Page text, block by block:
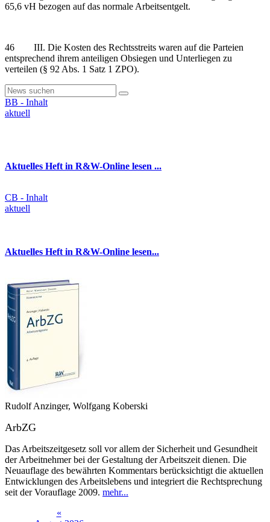
65,6 vH bezogen auf das normale Arbeitsentgelt.
46 III. Die Kosten des Rechtsstreits waren auf die Parteien
entsprechend ihrem anteiligen Obsiegen und Unterliegen zu
verteilen (§ 92 Abs. 1 Satz 1 ZPO).
BB - Inhalt
aktuell
Aktuelles Heft in R&W-Online lesen ...
CB - Inhalt
aktuell
Aktuelles Heft in R&W-Online lesen...
Rudolf Anzinger, Wolfgang Koberski
ArbZG
Das Arbeitszeitgesetz soll vor allem der Sicherheit und Gesundheit
der Arbeitnehmer bei der Gestaltung der Arbeitszeit dienen. Die
Neuauflage des bewährten Kommentars berücksichtigt die aktuellen
Entwicklungen des Arbeitslebens und inte­griert die Rechtsprechung
seit der Vorauflage 2009. mehr...
«